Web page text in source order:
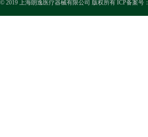
© 2019 上海朗逸医疗器械有限公司 版权所有 ICP备案号：